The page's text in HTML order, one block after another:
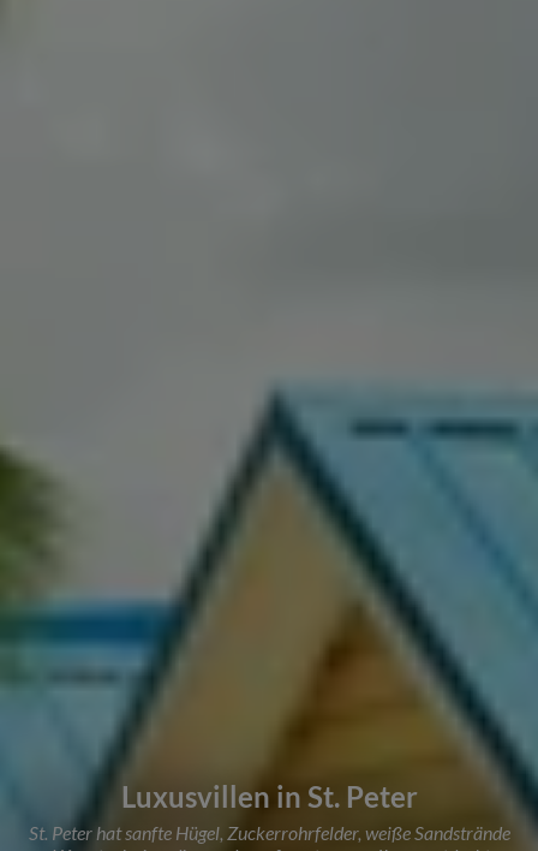
Luxusvillen in St. Peter
St. Peter hat sanfte Hügel, Zuckerrohrfelder, weiße Sandstrände